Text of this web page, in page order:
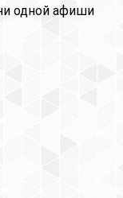
одной афиши